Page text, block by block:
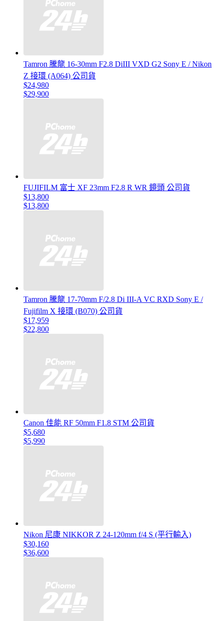
Tamron 騰龍 16-30mm F2.8 DiIII VXD G2 Sony E / Nikon
Z 接環 (A064) 公司貨
$24,980
$29,900
FUJIFILM 富士 XF 23mm F2.8 R WR 鏡頭 公司貨
$13,800
$13,800
Tamron 騰龍 17-70mm F/2.8 Di III-A VC RXD Sony E /
Fujifilm X 接環 (B070) 公司貨
$17,959
$22,800
Canon 佳能 RF 50mm F1.8 STM 公司貨
$5,680
$5,990
Nikon 尼康 NIKKOR Z 24-120mm f/4 S (平行輸入)
$30,160
$36,600